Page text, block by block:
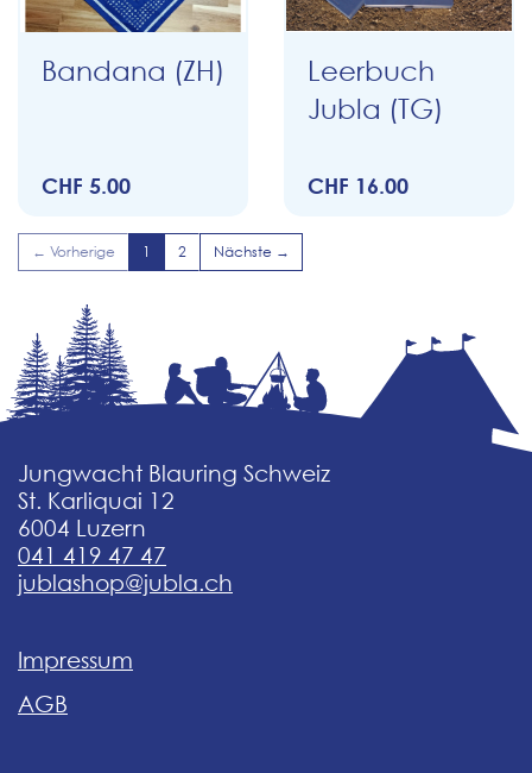
Bandana (ZH)
CHF 5.00
Leerbuch
Jubla (TG)
CHF 16.00
← Vorherige 1 2 Nächste →
Jungwacht Blauring Schweiz
St. Karliquai 12
6004 Luzern
041 419 47 47
jublashop@jubla.ch
Impressum
AGB